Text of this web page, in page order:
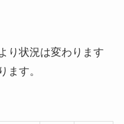
り状況は変わります
ます。